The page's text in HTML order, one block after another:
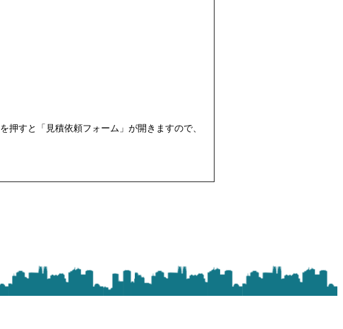
すと「見積依頼フォーム」が開きますので、